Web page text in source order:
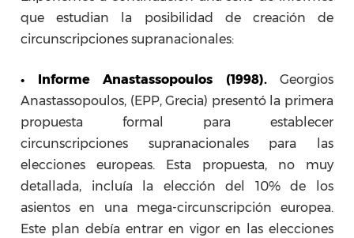
que estudian la posibilidad de creación de
circunscripciones supranacionales:
• Informe Anastassopoulos (1998).Georgios
Anastassopoulos, (EPP, Grecia) presentó la primera
propuesta formal para establecer
circunscripciones supranacionales para las
elecciones europeas. Esta propuesta, no muy
detallada, incluía la elección del 10% de los
asientos en una mega-circunscripción europea.
Este plan debía entrar en vigor en las elecciones